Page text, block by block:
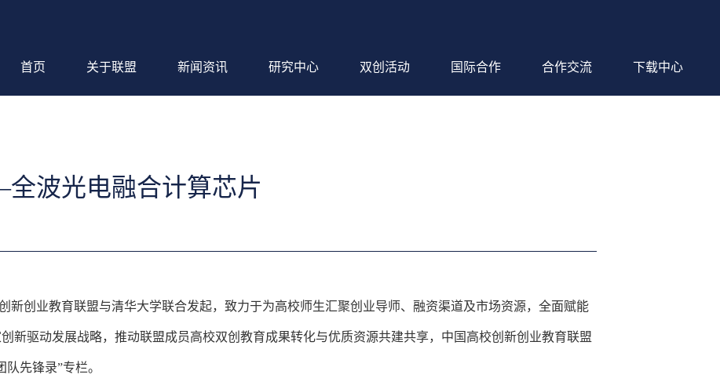
首页 关于联盟 新闻资讯 研究中心 双创活动 国际合作 合作交流 下载中心
波光电融合计算芯片
新创业教育联盟与清华大学联合发起，致力于为高校师生汇聚创业导师、融资渠道及市场资源，全面赋能
新驱动发展战略，推动联盟成员高校双创教育成果转化与优质资源共建共享，中国高校创新创业教育联盟
先锋录”专栏。